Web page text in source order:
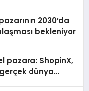
2030’da
bekleniyor
pazara: ShopinX,
dünya